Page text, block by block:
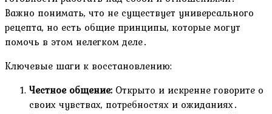
Важно понимать, что не существует универсального
рецепта, но есть общие принципы, которые могут
помочь в этом нелегком деле․
Ключевые шаги к восстановлению:
Честное общение: Открыто и искренне говорите о
своих чувствах, потребностях и ожиданиях․